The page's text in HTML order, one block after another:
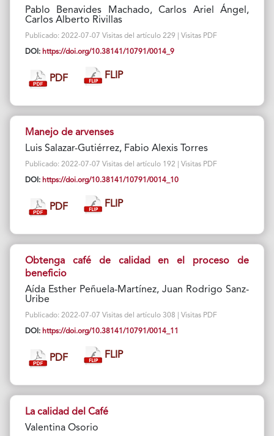
Pablo Benavides Machado, Carlos Ariel Ángel,
Carlos Alberto Rivillas
Publicado: 2022-07-07 Visitas del artículo 229 | Visitas PDF
DOI: https://doi.org/10.38141/10791/0014_9
PDF FLIP
Manejo de arvenses
Luis Salazar-Gutiérrez, Fabio Alexis Torres
Publicado: 2022-07-07 Visitas del artículo 192 | Visitas PDF
DOI: https://doi.org/10.38141/10791/0014_10
PDF FLIP
Obtenga café de calidad en el proceso de
beneficio
Aída Esther Peñuela-Martínez, Juan Rodrigo Sanz-
Uribe
Publicado: 2022-07-07 Visitas del artículo 308 | Visitas PDF
DOI: https://doi.org/10.38141/10791/0014_11
PDF FLIP
La calidad del Café
Valentina Osorio